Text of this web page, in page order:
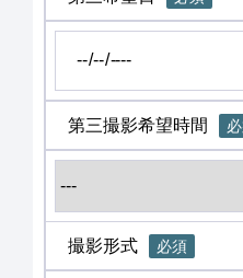
第三撮影希望時間
撮影形式 必須